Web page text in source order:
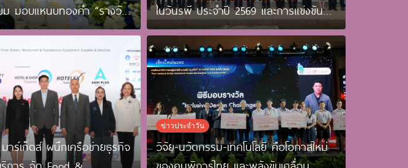
ม มอบแหนบทองคำ “รางวัล
การเสียสละ”
ในวันรพี ประจำปี 2569 และการแข่งขัน
ฟุตบอลวันรพี เพื่อเชื่อมความสัมพันธ์
อันดีของหน่วยงานในกระบวนการยุติธรรม
ร์เก็ตส์ ผนึกเครือข่ายธุรกิจ
ข่าวประจำวัน
วิจัย-นวัตกรรม-เทคโนโลยี คือโอกาสใหม่